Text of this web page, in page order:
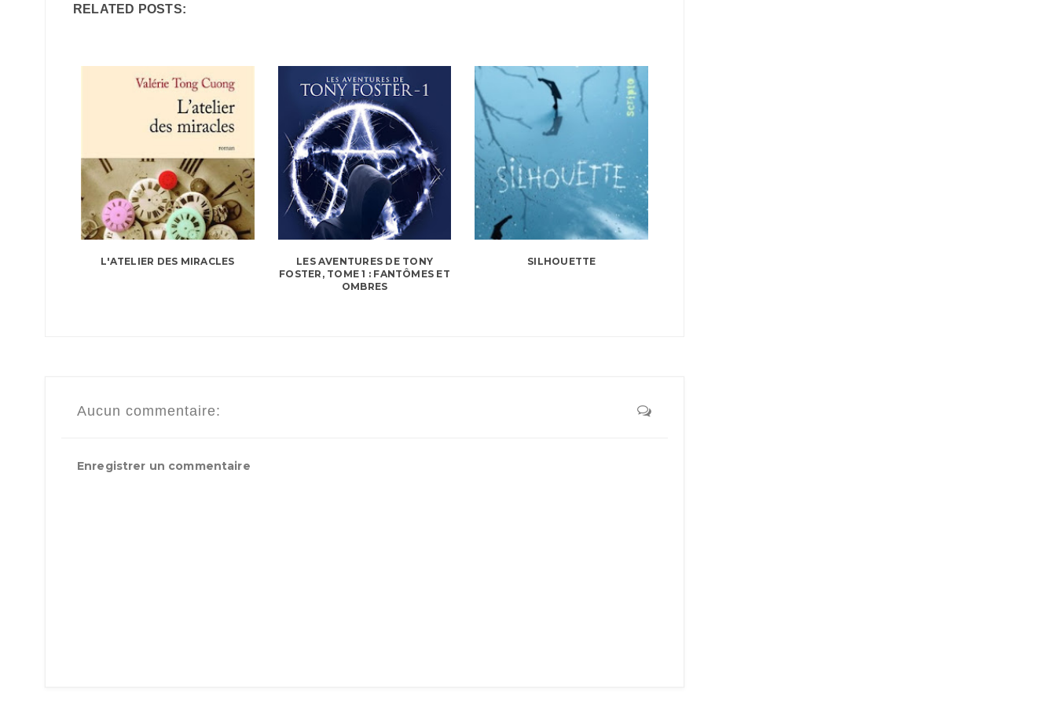
RELATED POSTS:
L'ATELIER DES MIRACLES
LES AVENTURES DE TONY
FOSTER, TOME 1 : FANTÔMES ET
OMBRES
SILHOUETTE
Aucun commentaire:
Enregistrer un commentaire